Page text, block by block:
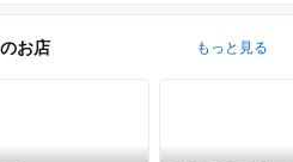
お店 もっと見る